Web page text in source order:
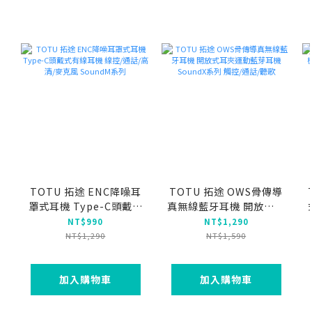
TOTU 拓途 ENC降噪耳
罩式耳機 Type-C頭戴式
有線耳機 線控/通話/高
清/麥克風 SoundM系列
NT$990
NT$1,290
加入購物車
TOTU 拓途 OWS骨傳導
真無線藍牙耳機 開放式耳
夾運動藍芽耳機 SoundX
系列 觸控/通話/聽歌
NT$1,290
NT$1,590
加入購物車